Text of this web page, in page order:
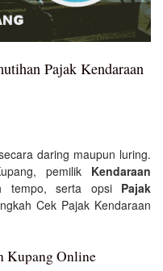
Pajak Kendaraan
daring maupun luring.
pemilik Kendaraan
tempo, serta opsi Pajak
Cek Pajak Kendaraan
Kupang Online